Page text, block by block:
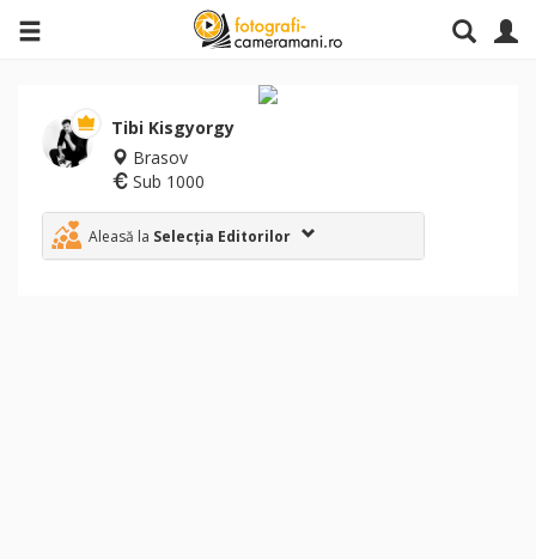
Tibi Kisgyorgy
Brasov
Sub 1000
Aleasă la Selecția Editorilor